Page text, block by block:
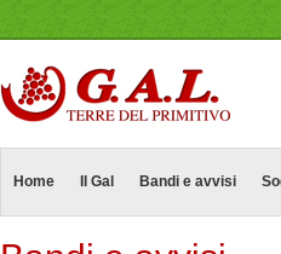
Home Il Gal Bandi e avvisi